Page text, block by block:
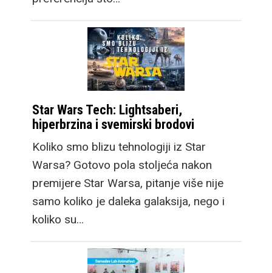
Star Wars Tech: Lightsaberi,
hiperbrzina i svemirski brodovi
Koliko smo blizu tehnologiji iz Star
Warsa? Gotovo pola stoljeća nakon
premijere Star Warsa, pitanje više nije
samo koliko je daleka galaksija, nego i
koliko su…